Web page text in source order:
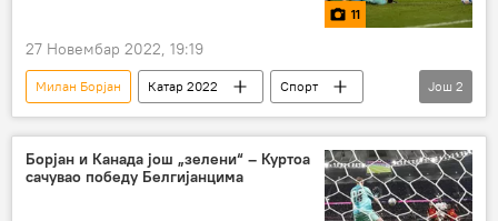
11
27 Новембар 2022, 19:19
Милан Борјан Катар 2022
Спорт
Катар 2022 – мултимедија
Фудбал
Још 2
Борјан и Канада још „зелени“ – Куртоа
сачувао победу Белгијанцима